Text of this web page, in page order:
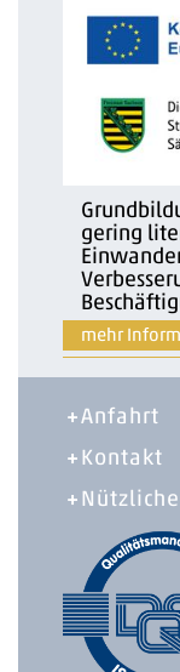
gering
Anfahrt
Kontakt